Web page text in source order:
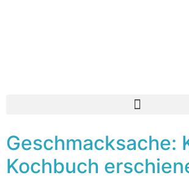
Geschmacksache:
Kochbuch